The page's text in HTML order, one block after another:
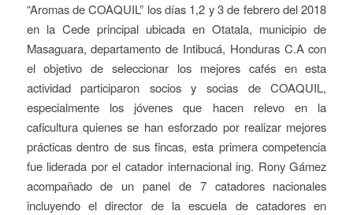
“Aromas de COAQUIL” los días 1,2 y 3 de febrero del 2018
en la Cede principal ubicada en Otatala, municipio de
Masaguara, departamento de Intibucá, Honduras C.A con
el objetivo de seleccionar los mejores cafés en esta
actividad participaron socios y socias de COAQUIL,
especialmente los jóvenes que hacen relevo en la
caficultura quienes se han esforzado por realizar mejores
prácticas dentro de sus fincas, esta primera competencia
fue liderada por el catador internacional ing. Rony Gámez
acompañado de un panel de 7 catadores nacionales
incluyendo el director de la escuela de catadores en